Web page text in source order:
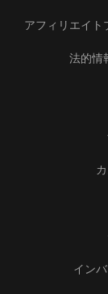
アフィリエイト
法的情
イン